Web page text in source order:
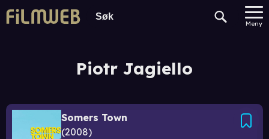
Meny
Piotr Jagiello
Somers Town
2008